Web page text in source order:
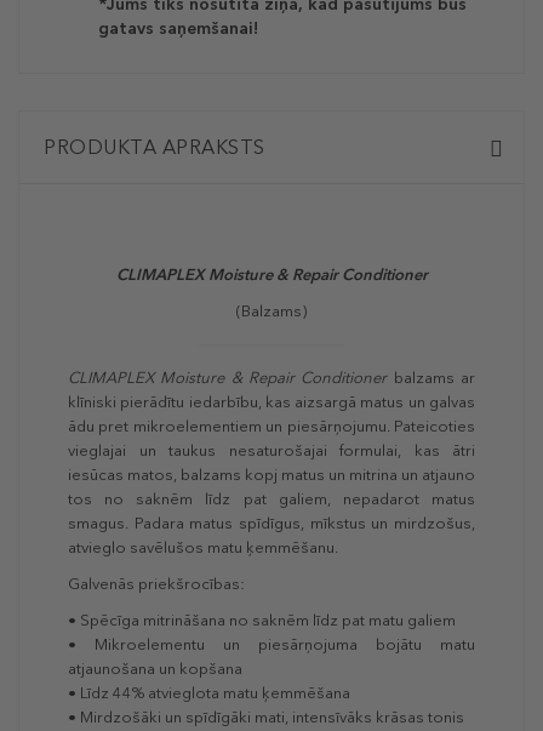
*Jums tiks nosūtīta ziņa, kad pasūtījums būs
gatavs saņemšanai!
PRODUKTA APRAKSTS
CLIMAPLEXMoisture & Repair Conditioner
(Balzams)
CLIMAPLEXMoisture & Repair Conditioner balzams ar
klīniski pierādītu iedarbību, kas aizsargā matus un galvas
ādu pret mikroelementiem un piesārņojumu. Pateicoties
vieglajai un taukus nesaturošajai formulai, kas ātri
iesūcas matos, balzams kopj matus un mitrina un atjauno
tos no saknēm līdz pat galiem, nepadarot matus
smagus. Padara matus spīdīgus, mīkstus un mirdzošus,
atvieglo savēlušos matu ķemmēšanu.
Galvenās priekšrocības:
• Spēcīga mitrināšana no saknēm līdz pat matu galiem
• Mikroelementu un piesārņojuma bojātu matu
atjaunošana un kopšana
• Līdz 44% atvieglota matu ķemmēšana
• Mirdzošāki un spīdīgāki mati, intensīvāks krāsas tonis